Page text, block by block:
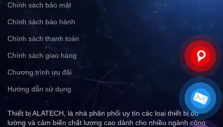
Chính sách bảo mật
Chính sách bảo hành
Chính sách thanh toán
Chính sách giao hàng
Chương trình ưu đãi
Hướng dẫn sử dụng
Thiết bị ALATECH, là nhà phân phối uy tín các loại thiết bị đo
lường và cảm biến chất lượng cao dành cho nhiều ngành công